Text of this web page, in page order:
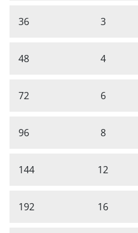
36 3
48 4
72 6
96 8
144 12
192 16